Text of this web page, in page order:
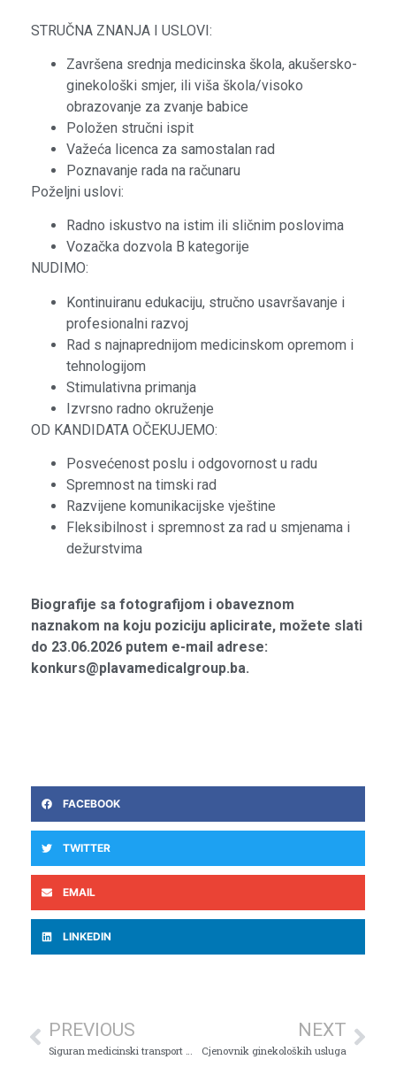
STRUČNA ZNANJA I USLOVI:
Završena srednja medicinska škola, akušersko-
ginekološki smjer, ili viša škola/visoko
obrazovanje za zvanje babice
Položen stručni ispit
Važeća licenca za samostalan rad
Poznavanje rada na računaru
Poželjni uslovi:
Radno iskustvo na istim ili sličnim poslovima
Vozačka dozvola B kategorije
NUDIMO:
Kontinuiranu edukaciju, stručno usavršavanje i
profesionalni razvoj
Rad s najnaprednijom medicinskom opremom i
tehnologijom
Stimulativna primanja
Izvrsno radno okruženje
OD KANDIDATA OČEKUJEMO:
Posvećenost poslu i odgovornost u radu
Spremnost na timski rad
Razvijene komunikacijske vještine
Fleksibilnost i spremnost za rad u smjenama i
dežurstvima
Biografije sa fotografijom i obaveznom
naznakom na koju poziciju aplicirate, možete slati
do 23.06.2026 putem e-mail adrese:
konkurs@plavamedicalgroup.ba.
FACEBOOK
TWITTER
EMAIL
LINKEDIN
PREVIOUS NEXT
Cjenovnik ginekoloških usluga